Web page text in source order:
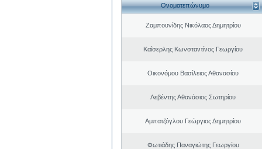
Ονοματεπώνυμο
Ζαμπουνίδης Νικόλαος Δημητρίου
Καΐσερλης Κωνσταντίνος Γεωργίου
Οικονόμου Βασίλειος Αθανασίου
Λεβέντης Αθανάσιος Σωτηρίου
Αμπατζόγλου Γεώργιος Δημητρίου
Φωτιάδης Παναγιώτης Γεωργίου